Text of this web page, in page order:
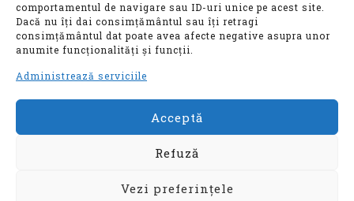
comportamentul de navigare sau ID-uri unice pe acest site.
Dacă nu îți dai consimțământul sau îți retragi
consimțământul dat poate avea afecte negative asupra unor
anumite funcționalități și funcții.
Administrează serviciile
Acceptă
Refuză
Vezi preferințele
Achiziționarea unui autoturism second hand, este
o decizie importantă, care implică nu doar o
investiție financiară considerabilă, ci și o
alegere ce vă va influența confortul, siguranța și
mobilitatea pentru ani de zile.
© Auto Verificate, Toate drepturile